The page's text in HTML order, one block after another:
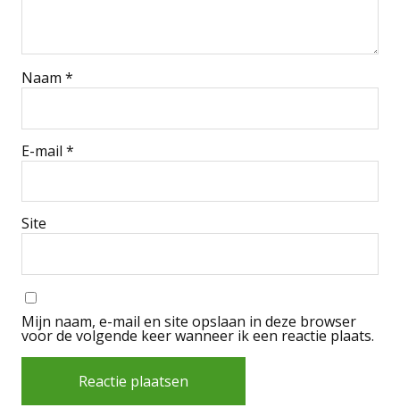
Naam *
E-mail *
Site
Mijn naam, e-mail en site opslaan in deze browser
voor de volgende keer wanneer ik een reactie plaats.